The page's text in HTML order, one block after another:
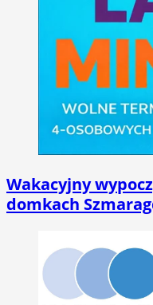
Wakacyjny
domkach